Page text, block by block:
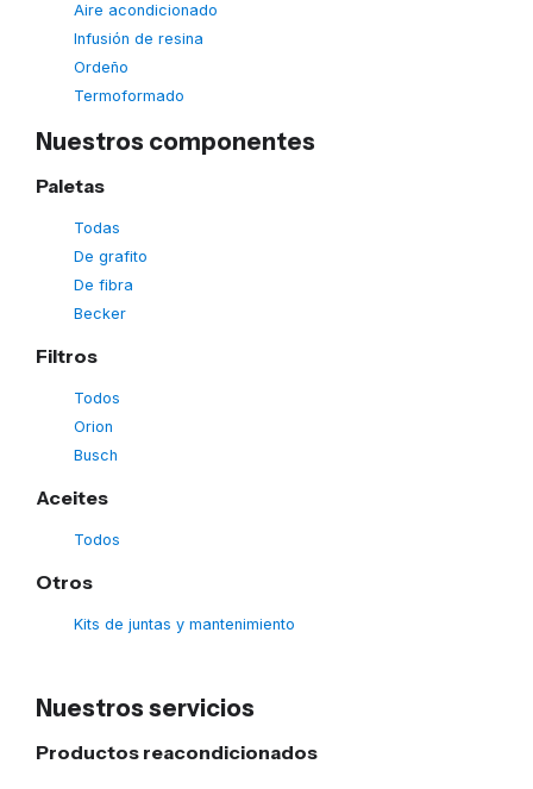
Aire acondicionado
Infusión de resina
Ordeño
Termoformado
Nuestros componentes
Paletas
Todas
De grafito
De fibra
Becker
Filtros
Todos
Orion
Busch
Aceites
Todos
Otros
Kits de juntas y mantenimiento
Nuestros servicios
Productos reacondicionados